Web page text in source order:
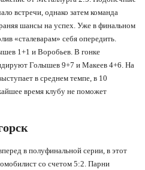
встречи, однако затем команда
шансы на успех. Уже в финальном
«сталеварам» себя опередить.
1+1 и Воробьев. В гонке
Голышев 9+7 и Макеев 4+6. На
в среднем темпе, в 10
время клубу не поможет
в полуфинальной серии, в этот
со счетом 5:2. Парни